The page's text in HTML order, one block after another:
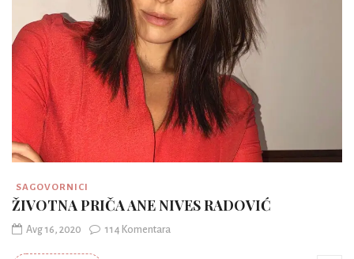
SAGOVORNICI
ŽIVOTNA PRIČA ANE NIVES RADOVIĆ
Avg 16, 2020 114 Komentara